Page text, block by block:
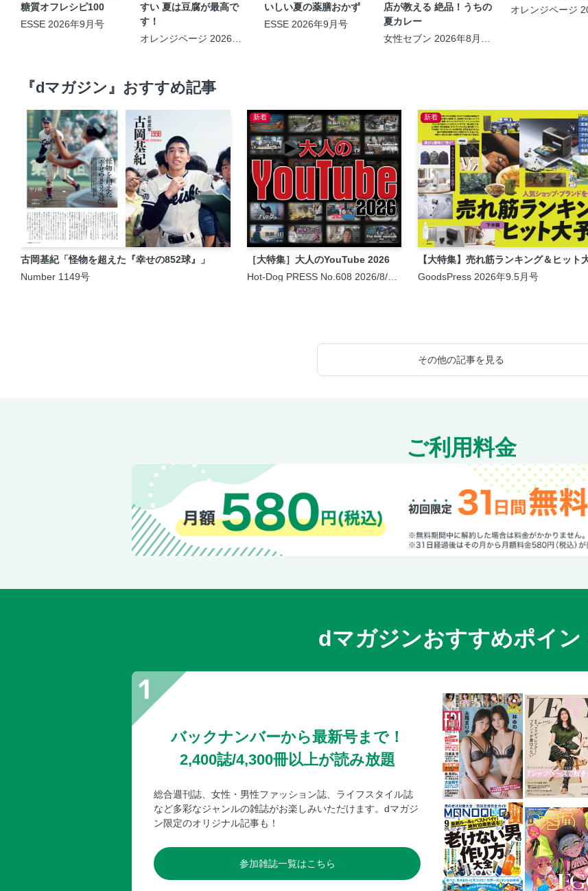
糖質オフレシピ100
ESSE 2026年9月号
すい 夏は豆腐が最高で
す！
オレンジページ 2026年8
いしい夏の薬膳おかず
ESSE 2026年9月号
店が教える 絶品！うちの
夏カレー
女性セブン 2026年8月13
オレンジページ
『dマガジン』おすすめ記事
古岡基紀「怪物を超えた『幸せの852球』」
Number 1149号
新着
［大特集］大人のYouTube 2026
Hot-Dog PRESS No.608 2026/8/6
新着
【大特集】売れ筋ランキング＆ヒット
GoodsPress 2026年9.5月号
その他の記事を見る
ご利用料金
dマガジンおすすめポイン
バックナンバーから最新号まで！
2,400誌/4,300冊以上が読み放題
総合週刊誌、女性・男性ファッション誌、ライフスタイル誌
など多彩なジャンルの雑誌がお楽しみいただけます。dマガジ
ン限定のオリジナル記事も！
参加雑誌一覧はこちら